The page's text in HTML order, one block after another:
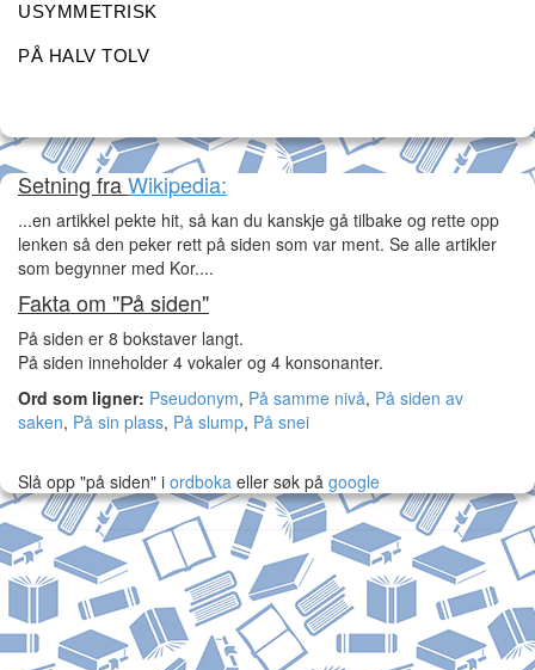
USYMMETRISK
PÅ HALV TOLV
Setning fraWikipedia:
...en artikkel pekte hit, så kan du kanskje gå tilbake og rette opp
lenken så den peker rett på siden som var ment. Se alle artikler
som begynner med Kor....
Fakta om "På siden"
På siden er 8 bokstaver langt.
På siden inneholder 4 vokaler og 4 konsonanter.
Ord som ligner: Pseudonym, På samme nivå, På siden av
saken, På sin plass, På slump, På snei
Slå opp "på siden" i ordboka eller søk på google